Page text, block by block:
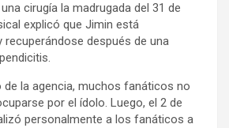
cirugía la madrugada del 31 de
explicó que Jimin está
recuperándose después de una
de la agencia, muchos fanáticos no
por el ídolo. Luego, el 2 de
personalmente a los fanáticos a